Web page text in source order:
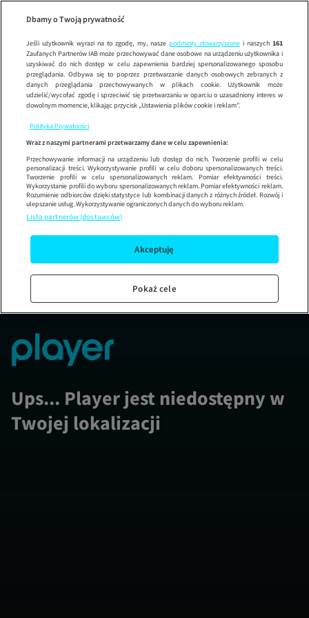
Wypróbuj aplikację mobilną
Korzystaj z łatwiejszej nawigacji i ciesz się szybszym
Ups... Player jest niedostępny w
Twojej lokalizacji
Dbamy o Twoją prywatność
Jeśli użytkownik wyrazi na to zgodę, my, nasze podmioty stowarzyszonei naszych 161
Zaufanych Partnerów IAB może przechowywać dane osobowe na urządzeniu użytkownika i
uzyskiwać do nich dostęp w celu zapewnienia bardziej spersonalizowanego sposobu
przeglądania. Odbywa się to poprzez przetwarzanie danych osobowych zebranych z
danych przeglądania przechowywanych w plikach cookie. Użytkownik może
udzielić/wycofać zgodę i sprzeciwić się przetwarzaniu w oparciu o uzasadniony interes w
dowolnym momencie, klikając przycisk „Ustawienia plików cookie i reklam”.
Polityka Prywatności
Wraz z naszymi partnerami przetwarzamy dane w celu zapewnienia:
Przechowywanie informacji na urządzeniu lub dostęp do nich. Tworzenie profili w celu
personalizacji treści. Wykorzystywanie profili w celu doboru spersonalizowanych treści.
Tworzenie profili w celu spersonalizowanych reklam. Pomiar efektywności treści.
Wykorzystanie profili do wyboru spersonalizowanych reklam. Pomiar efektywności reklam.
Rozumienie odbiorców dzięki statystyce lub kombinacji danych z różnych źródeł. Rozwój i
ulepszanie usług. Wykorzystywanie ograniczonych danych do wyboru reklam.
Lista partnerów (dostawców)
Akceptuję
Pokaż cele